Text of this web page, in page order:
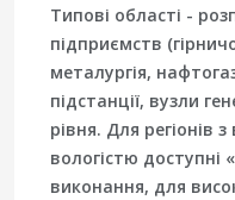
Типові області -
підприємств
металургія,
підстанції, вузли
рівня. Для регіонів
вологістю доступні
виконання, для